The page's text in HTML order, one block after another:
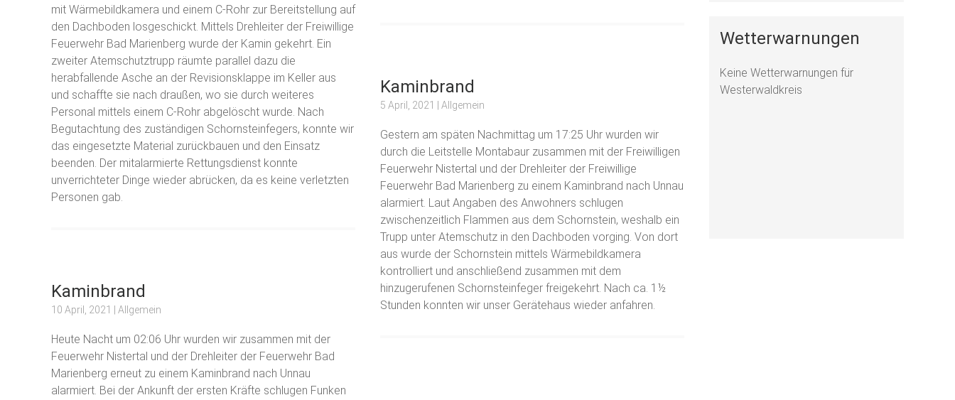
mit Wärmebildkamera und einem C-Rohr zur Bereitstellung auf
den Dachboden losgeschickt. Mittels Drehleiter der Freiwillige
Feuerwehr Bad Marienberg wurde der Kamin gekehrt. Ein
zweiter Atemschutztrupp räumte parallel dazu die
herabfallende Asche an der Revisionsklappe im Keller aus
und schaffte sie nach draußen, wo sie durch weiteres
Personal mittels einem C-Rohr abgelöscht wurde. Nach
Begutachtung des zuständigen Schornsteinfegers, konnte wir
das eingesetzte Material zurückbauen und den Einsatz
beenden. Der mitalarmierte Rettungsdienst konnte
unverrichteter Dinge wieder abrücken, da es keine verletzten
Personen gab.
Kaminbrand
10 April, 2021 | Allgemein
Heute Nacht um 02:06 Uhr wurden wir zusammen mit der
Feuerwehr Nistertal und der Drehleiter der Feuerwehr Bad
Marienberg erneut zu einem Kaminbrand nach Unnau
alarmiert. Bei der Ankunft der ersten Kräfte schlugen Funken
Kaminbrand
5 April, 2021 | Allgemein
Gestern am späten Nachmittag um 17:25 Uhr wurden wir
durch die Leitstelle Montabaur zusammen mit der Freiwilligen
Feuerwehr Nistertal und der Drehleiter der Freiwillige
Feuerwehr Bad Marienberg zu einem Kaminbrand nach Unnau
alarmiert. Laut Angaben des Anwohners schlugen
zwischenzeitlich Flammen aus dem Schornstein, weshalb ein
Trupp unter Atemschutz in den Dachboden vorging. Von dort
aus wurde der Schornstein mittels Wärmebildkamera
kontrolliert und anschließend zusammen mit dem
hinzugerufenen Schornsteinfeger freigekehrt. Nach ca. 1½
Stunden konnten wir unser Gerätehaus wieder anfahren.
Wetterwarnungen
Keine Wetterwarnungen für
Westerwaldkreis